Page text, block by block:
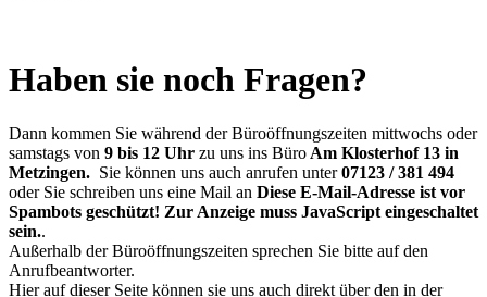
Haben sie noch Fragen?
Dann kommen Sie während der Büroöffnungszeiten mittwochs oder
samstags von 9 bis 12 Uhr zu uns ins Büro Am Klosterhof 13 in
Metzingen. Sie können uns auch anrufen unter07123 / 381 494
oder Sie schreiben uns eine Mail an Diese E-Mail-Adresse ist vor
Spambots geschützt! Zur Anzeige muss JavaScript eingeschaltet
sein..
Außerhalb der Büroöffnungszeiten sprechen Sie bitte auf den
Anrufbeantworter.
Hier auf dieser Seite können sie uns auch direkt über den in der